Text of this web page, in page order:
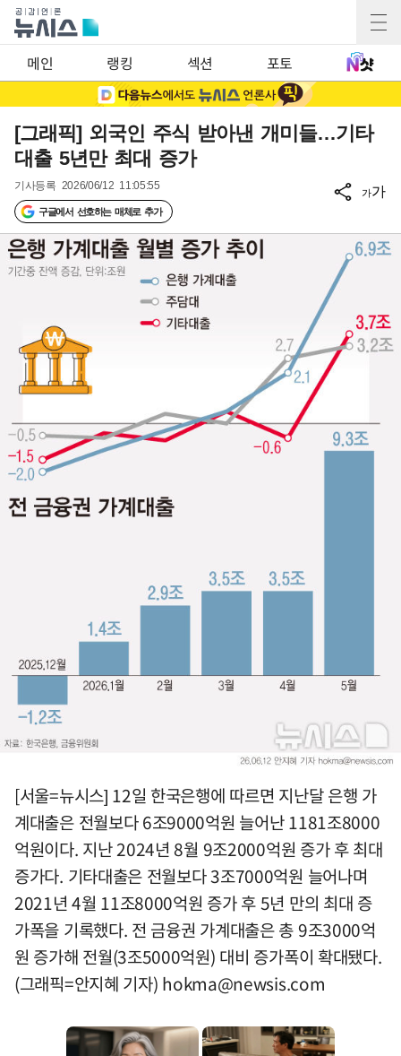
메인 랭킹 섹션 포토
[그래픽] 외국인 주식 받아낸 개미들…기타
대출 5년만 최대 증가
기사등록 2026/06/12 11:05:55
구글에서 선호하는 매체로 추가
가가
[서울=뉴시스] 12일 한국은행에 따르면 지난달 은행 가
계대출은 전월보다 6조9000억원 늘어난 1181조8000
억원이다. 지난 2024년 8월 9조2000억원 증가 후 최대
증가다. 기타대출은 전월보다 3조7000억원 늘어나며
2021년 4월 11조8000억원 증가 후 5년 만의 최대 증
가폭을 기록했다. 전 금융권 가계대출은 총 9조3000억
원 증가해 전월(3조5000억원) 대비 증가폭이 확대됐다.
(그래픽=안지혜 기자) hokma@newsis.com